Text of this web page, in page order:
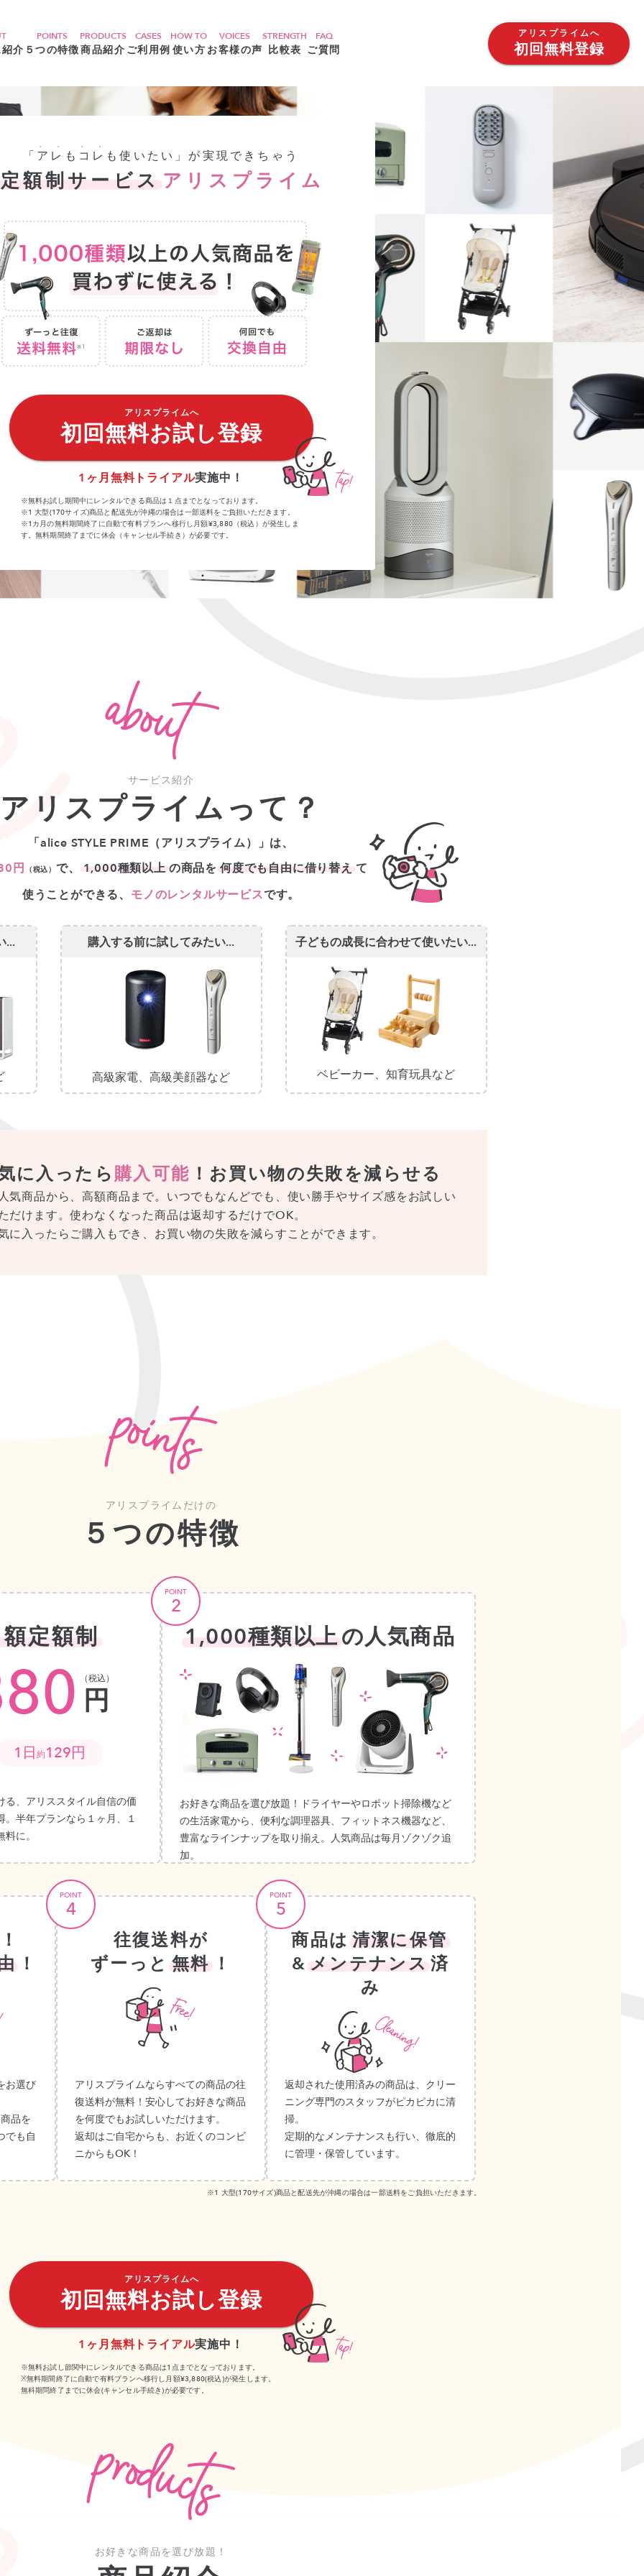
介
POINTS
５つの特徴
PRODUCTS
商品紹介
CASES
ご利用例
HOW TO
使い方
VOICES
お客様の声
STRENGTH
比較表
FAQ
ご質問
アリスプライムへ
初回無料登録
「 アレ
●●
も コレ
●●
も使いたい」が実現できちゃう
定額制サービスアリスプライム
アリスプライムへ
初回無料お試し登録
1ヶ月無料トライアル実施中！
※無料お試し期間中にレンタルできる商品は１点までとなっております。
※1 大型(170サイズ)商品と配送先が沖縄の場合は一部送料をご負担いただきます。
※1カ月の無料期間終了に自動で有料プランへ移行し月額¥3,880（税込）が発生しま
す。無料期間終了までに休会（キャンセル手続き）が必要です。
サービス紹介
アリスプライムって？
「alice STYLE PRIME（アリスプライム）」は、
円
（税込） で、 1,000種類以上の商品を 何度でも⾃由に借り替えて
使うことができる、 モノのレンタルサービスです。
... 購入する前に試してみたい...
高級家電、高級美顔器など
子どもの成長に合わせて使いたい...
ベビーカー、知育玩具など
に入ったら購入可能 ！お買い物の失敗を減らせる
気商品から、高額商品まで。いつでもなんどでも、使い勝手やサイズ感をお試しい
だけます。使わなくなった商品は返却するだけでOK。
に入ったらご購入もでき、お買い物の失敗を減らすことができます。
アリスプライムだけの
５つの特徴
定額制
（税込）
円
1日約129円
る、アリススタイル自信の価
半年プランなら１ヶ月、１
に。
POINT
2
1,000種類以上の人気商品
お好きな商品を選び放題！ドライヤーやロボット掃除機など
の生活家電から、便利な調理器具、フィットネス機器など、
豊富なラインナップを取り揃え。人気商品は毎月ゾクゾク追
加。
！
！
お選び
品を
でも自
POINT
4
往復送料が
ずーっと 無料 ！
アリスプライムならすべての商品の往
復送料が無料！安心してお好きな商品
を何度でもお試しいただけます。
返却はご自宅からも、お近くのコンビ
ニからもOK！
POINT
5
商品は 清潔に保管
& メンテナンス済
み
返却された使用済みの商品は、クリー
ニング専門のスタッフがピカピカに清
掃。
定期的なメンテナンスも行い、徹底的
に管理・保管しています。
※1 大型(170サイズ)商品と配送先が沖縄の場合は一部送料をご負担いただきます。
アリスプライムへ
初回無料お試し登録
1ヶ月無料トライアル実施中！
※無料お試し節関中にレンタルできる商品は1点までとなっております。
※無料期間終了に自動で有料プランへ移行し月額¥3,880(税込)が発生します。
無科期問終了までに休会(キャンセル手続き)が必要です。
お好きな商品を選び放題！